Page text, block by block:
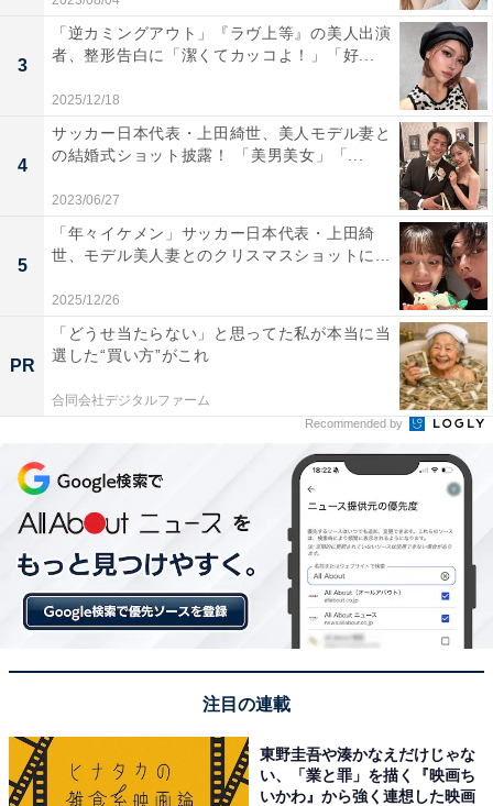
3
「逆カミングアウト」『ラヴ上等』の美人出演
者、整形告白に「潔くてカッコよ！」「好...
2025/12/18
4
サッカー日本代表・上田綺世、美人モデル妻と
の結婚式ショット披露！ 「美男美女」「...
2023/06/27
5
「年々イケメン」サッカー日本代表・上田綺
世、モデル美人妻とのクリスマスショットに...
2025/12/26
PR
「どうせ当たらない」と思ってた私が本当に当
選した“買い方”がこれ
合同会社デジタルファーム
Recommended by
注目の連載
東野圭吾や湊かなえだけじゃな
い、「業と罪」を描く『映画ち
いかわ』から強く連想した映画